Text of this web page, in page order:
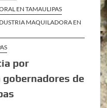
EN TAMAULIPAS
MAQUILADORA EN
por
de